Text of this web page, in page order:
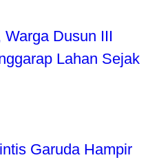
Dusun III
Lahan Sejak
Garuda Hampir